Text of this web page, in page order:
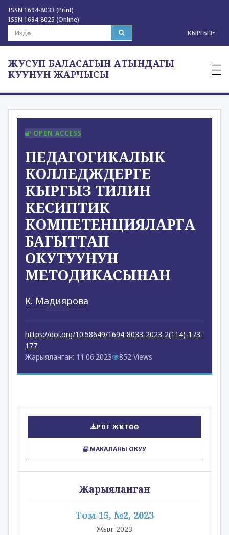
ISSN 1694-8033 (Print)
ISSN 1694-8025 (Online)
КЫРГЫЗ
ЖУСУП БАЛАСАГЫН АТЫНДАГЫ
КУУНУН ЖАРЧЫСЫ
—
—
—
OPEN ACCESS
ПЕДАГОГИКАЛЫК
КОЛЛЕДЖДЕРГЕ
КЫРГЫЗ ТИЛИН
КЕСИПТИК
КОМПЕТЕНЦИЯЛАРГА
БАГЫТТАП
ОКУТУУНУН
МЕТОДИКАСЫНАН
К. Мадиярова
https://doi.org/10.58649/1694-8033-2023-2(114)-173-
177
Жарыяланган: 11.06.2023
852 Views
PDF ЖҮКТӨӨ
МАКАЛАНЫ ОКУУ
Жарыяланган
Том 15, №2, 2023
Жыл: 2023